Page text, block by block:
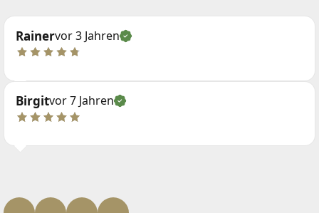
Rainervor 3 Jahren
Birgitvor 7 Jahren